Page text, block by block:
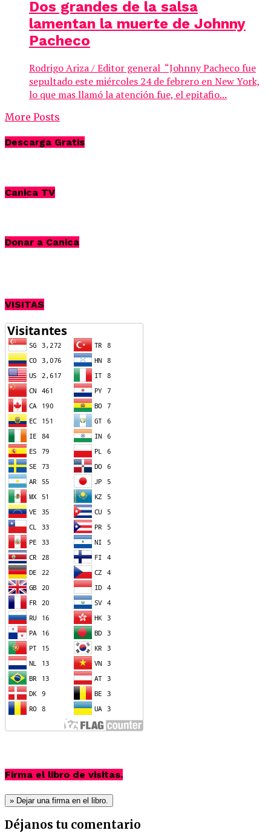
Dos grandes de la salsa
lamentan la muerte de Johnny
Pacheco
Rodrigo Ariza / Editor general “Johnny Pacheco fue
sepultado este miércoles 24 de febrero en New York,
lo que mas llamó la atención fue, el epitafio...
More Posts
Descarga Gratis
Canica TV
Donar a Canica
VISITAS
Firma el libro de visitas.
Déjanos tu comentario